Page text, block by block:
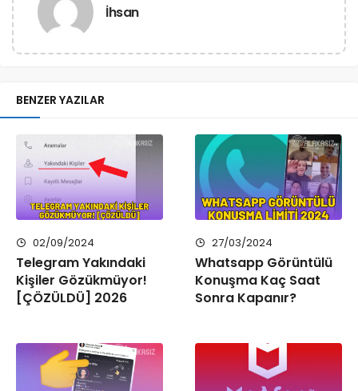
İhsan
BENZER YAZILAR
02/09/2024
Telegram Yakındaki
Kişiler Gözükmüyor!
[ÇÖZÜLDÜ] 2026
27/03/2024
Whatsapp Görüntülü
Konuşma Kaç Saat
Sonra Kapanır?